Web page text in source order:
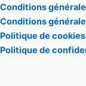
Conditions
Conditions
Politique de cookies
Politique de